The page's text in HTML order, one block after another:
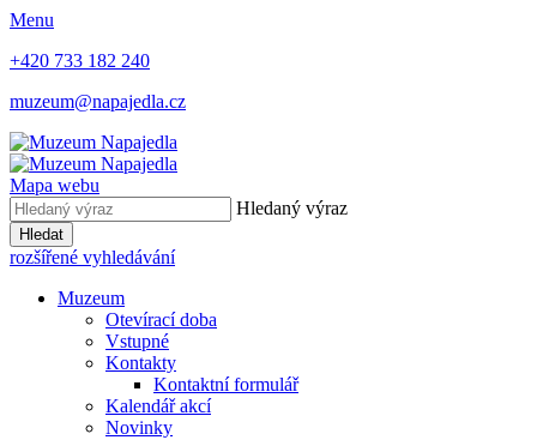
Menu
+420 733 182 240
muzeum@napajedla.cz
Mapa webu
Hledaný výraz
Hledat
rozšířené vyhledávání
Muzeum
Otevírací doba
Vstupné
Kontakty
Kontaktní formulář
Kalendář akcí
Novinky